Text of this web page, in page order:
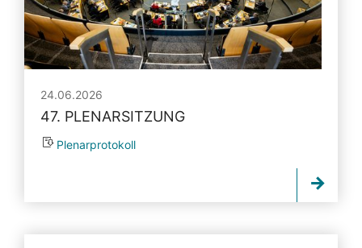
24.06.2026
47. PLENARSITZUNG
Plenarprotokoll